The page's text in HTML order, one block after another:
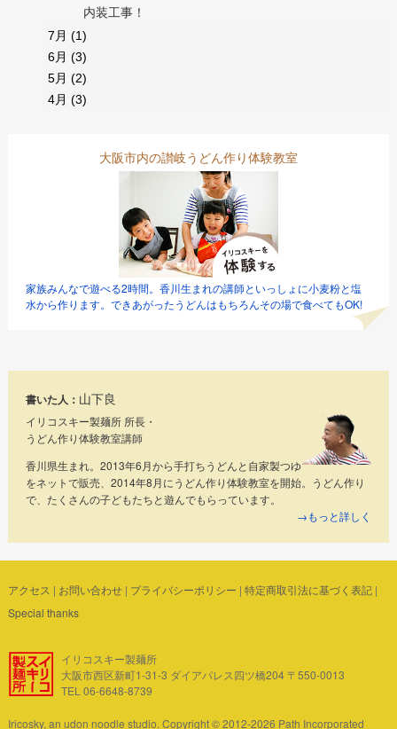
内装工事！
7月(1)
6月(3)
5月(2)
4月(3)
大阪市内の讃岐うどん作り体験教室
家族みんなで遊べる2時間。香川生まれの講師といっしょに小麦粉と塩
水から作ります。できあがったうどんはもちろんその場で食べてもOK!
書いた人： 山下良
イリコスキー製麺所 所長・
うどん作り体験教室講師
香川県生まれ。2013年6月から手打ちうどんと自家製つゆ
をネットで販売、2014年8月にうどん作り体験教室を開始。うどん作り
で、たくさんの子どもたちと遊んでもらっています。
→もっと詳しく
アクセス | お問い合わせ| プライバシーポリシー | 特定商取引法に基づく表記|
Special thanks
イリコスキー製麺所
大阪市西区新町1-31-3 ダイアパレス四ツ橋204 〒550-0013
TEL 06-6648-8739
Iricosky, an udon noodle studio. Copyright © 2012-2026 Path Incorporated